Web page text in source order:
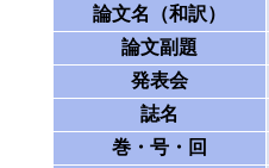
論文名（和訳）
論文副題
発表会
誌名
巻・号・回